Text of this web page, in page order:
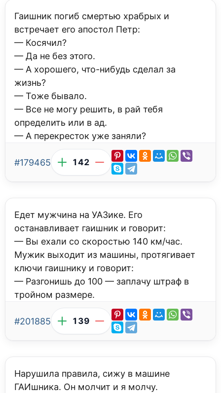
Гаишник погиб смертью храбрых и
встречает его апостол Петр:
— Косячил?
— Да не без этого.
— А хорошего, что-нибудь сделал за
жизнь?
— Тоже бывало.
— Все не могу решить, в рай тебя
определить или в ад.
— А перекресток уже заняли?
#179465 142
Едет мужчина на УАЗике. Его
останавливает гаишник и говорит:
— Вы ехали со скоростью 140 км/час.
Мужик выходит из машины, протягивает
ключи гаишнику и говорит:
— Разгонишь до 100 — заплачу штраф в
тройном размере.
#201885 139
Нарушила правила, сижу в машине
ГАИшника. Он молчит и я молчу.